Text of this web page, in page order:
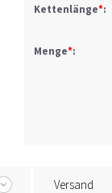
Kettenlänge*:
Menge*:
Versand